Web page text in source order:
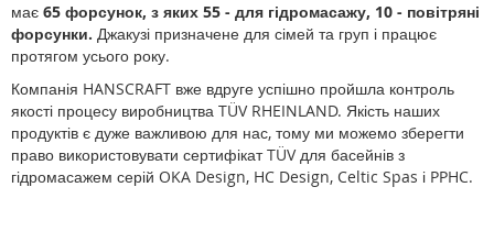
має 65 форсунок, з яких 55 - для гідромасажу, 10 - повітряні
форсунки. Джакузі призначене для сімей та груп і працює
протягом усього року.
Компанія HANSCRAFT вже вдруге успішно пройшла контроль
якості процесу виробництва TÜV RHEINLAND. Якість наших
продуктів є дуже важливою для нас, тому ми можемо зберегти
право використовувати сертифікат TÜV для басейнів з
гідромасажем серій OKA Design, HC Design, Celtic Spas і PPHC.